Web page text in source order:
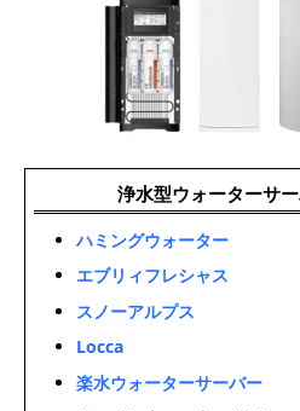
浄水型ウォーターサ
ハミングウォーター
エブリィフレシャス
スノーアルプス
Locca
楽水ウォーターサーバー